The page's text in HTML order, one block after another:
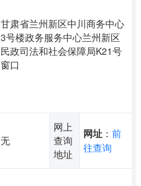
甘肃省兰州新区中川商务中心
3号楼政务服务中心兰州新区
民政司法和社会保障局K21号
窗口
无
网上
查询
地址
网址 ：前
往查询